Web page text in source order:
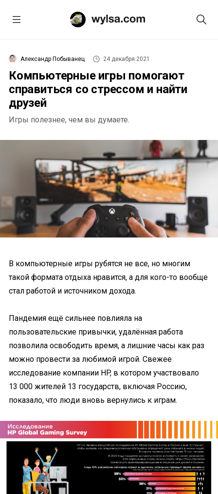
Александр Побыванец 24 декабря 2021
Компьютерные игры помогают
справиться со стрессом и найти
друзей
Игры полезнее, чем вы думаете.
В компьютерные игры рубятся не все, но многим
такой формата отдыха нравится, а для кого-то вообще
стал работой и источником дохода.
Пандемия ещё сильнее повлияла на
пользовательские привычки, удалённая работа
позволила освободить время, а лишние часы как раз
можно провести за любимой игрой. Свежее
исследование компании HP, в котором участвовало
13 000 жителей 13 государств, включая Россию,
показало, что люди вновь вернулись к играм.